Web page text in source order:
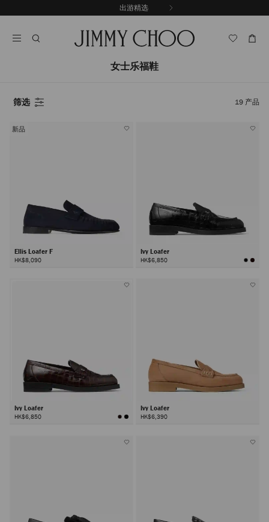
至
出游精选
女士乐福鞋
筛选 19 产品
新品
Ellis Loafer F
HK$8,090
Ivy Loafer
HK$6,850
Ivy Loafer
HK$6,850
Ivy Loafer
HK$6,390